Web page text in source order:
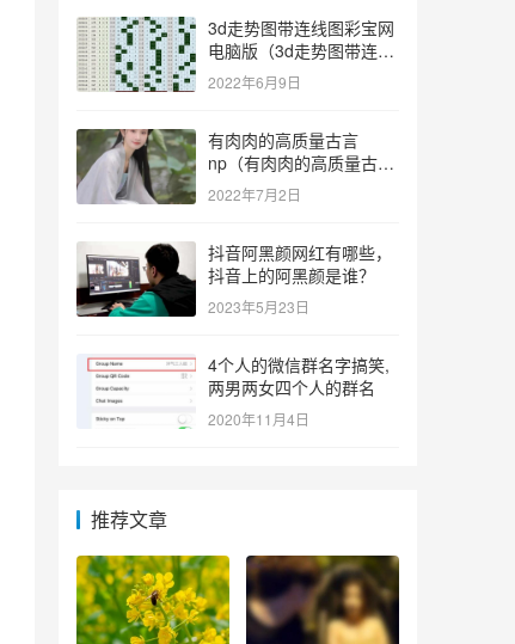
3d走势图带连线图彩宝网
电脑版（3d走势图带连线
图彩宝网手机版）
2022年6月9日
有肉肉的高质量古言
np（有肉肉的高质量古言
np推荐）
2022年7月2日
抖音阿黑颜网红有哪些，
抖音上的阿黑颜是谁？
2023年5月23日
4个人的微信群名字搞笑,
两男两女四个人的群名
2020年11月4日
推荐文章